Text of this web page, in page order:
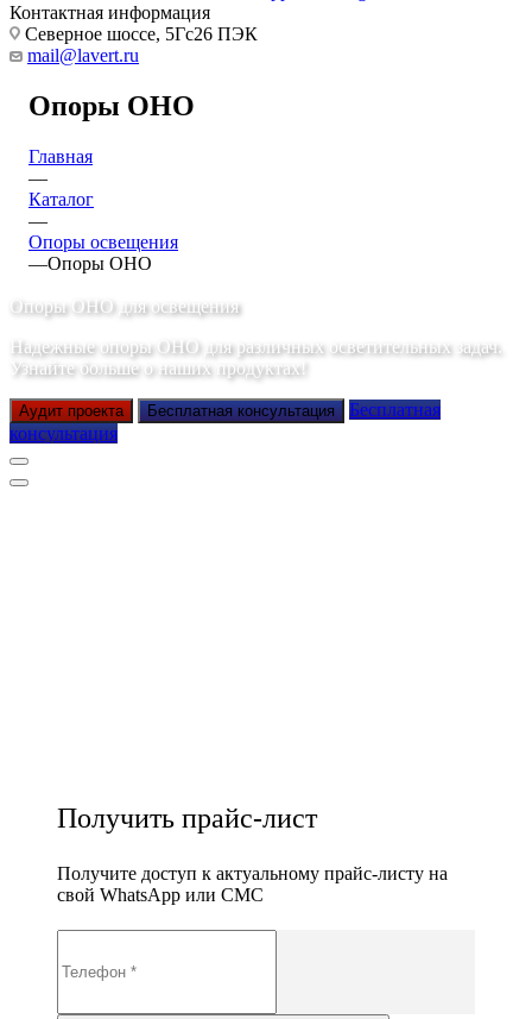
Контактная информация
Северное шоссе, 5Гс26 ПЭК
mail@lavert.ru
Опоры ОНО
Главная
—
Каталог
—
Опоры освещения
—Опоры ОНО
Опоры ОНО для освещения
Надежные опоры ОНО для различных осветительных задач.
Узнайте больше о наших продуктах!
Аудит проекта Бесплатная консультация
Бесплатная
консультация
Получить прайс-лист
Получите доступ к актуальному прайс-листу на
свой WhatsApp или СМС